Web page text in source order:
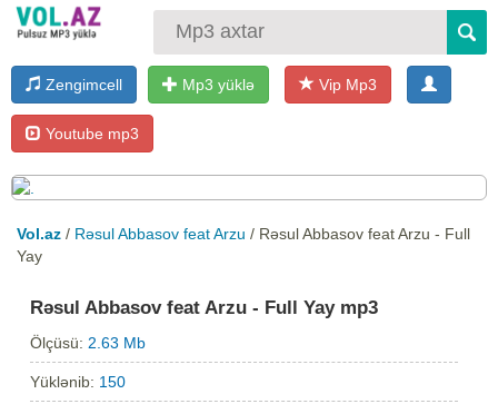
Zengimcell Mp3 yüklə Vip Mp3
Youtube mp3
Vol.az / Rəsul Abbasov feat Arzu / Rəsul Abbasov feat Arzu - Full
Yay
Rəsul Abbasov feat Arzu - Full Yay mp3
Ölçüsü: 2.63 Mb
Yüklənib: 150